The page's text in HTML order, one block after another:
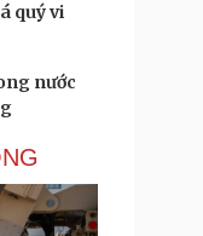
quý vi
nước